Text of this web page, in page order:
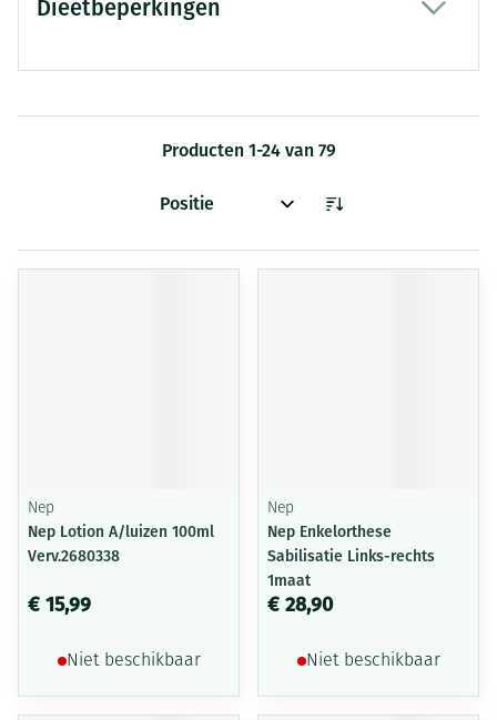
Dieetbeperkingen
Producten 1-24van 79
Sorteer op:
Nep
Nep Lotion A/luizen 100ml
Verv.2680338
€ 15,99
Niet beschikbaar
Nep
Nep Enkelorthese
Sabilisatie Links-rechts
1maat
€ 28,90
Niet beschikbaar